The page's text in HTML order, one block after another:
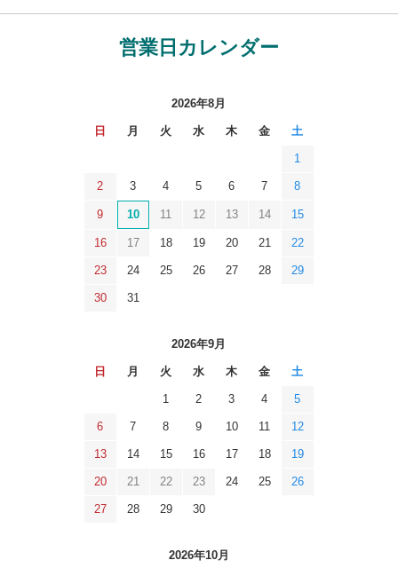
営業日カレンダー
2026年8月
日 月 火 水 木 金 土
1
2 3 4 5 6 7 8
9 10 11 12 13 14 15
16 17 18 19 20 21 22
23 24 25 26 27 28 29
30 31
2026年9月
日 月 火 水 木 金 土
1 2 3 4 5
6 7 8 9 10 11 12
13 14 15 16 17 18 19
20 21 22 23 24 25 26
27 28 29 30
2026年10月